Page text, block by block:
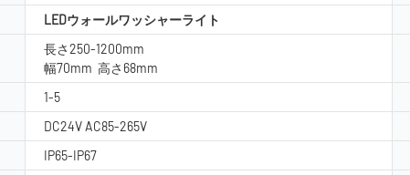
LEDウォールワッシャーライト
長さ250-1200mm
幅70mm 高さ68mm
1-5
DC24V AC85-265V
IP65-IP67